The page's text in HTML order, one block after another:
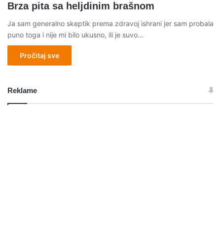
Brza pita sa heljdinim brašnom
Ja sam generalno skeptik prema zdravoj ishrani jer sam probala
puno toga i nije mi bilo ukusno, ili je suvo…
Pročitaj sve
Reklame